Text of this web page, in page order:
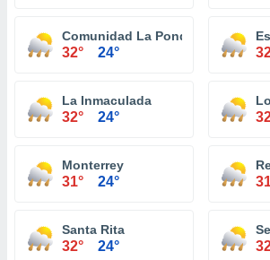
Comunidad La Ponderosa
32° 24°
La Inmaculada
32° 24°
Monterrey
31° 24°
Santa Rita
32° 24°